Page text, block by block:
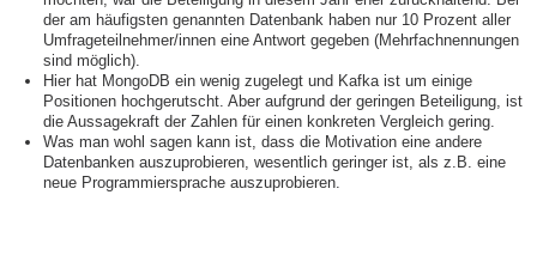
der am häufigsten genannten Datenbank haben nur 10 Prozent aller
Umfrageteilnehmer/innen eine Antwort gegeben (Mehrfachnennungen
sind möglich).
Hier hat MongoDB ein wenig zugelegt und Kafka ist um einige
Positionen hochgerutscht. Aber aufgrund der geringen Beteiligung, ist
die Aussagekraft der Zahlen für einen konkreten Vergleich gering.
Was man wohl sagen kann ist, dass die Motivation eine andere
Datenbanken auszuprobieren, wesentlich geringer ist, als z.B. eine
neue Programmiersprache auszuprobieren.